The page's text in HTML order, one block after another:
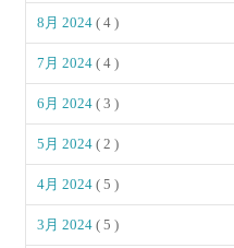
8月 2024( 4 )
7月 2024( 4 )
6月 2024( 3 )
5月 2024( 2 )
4月 2024( 5 )
3月 2024( 5 )